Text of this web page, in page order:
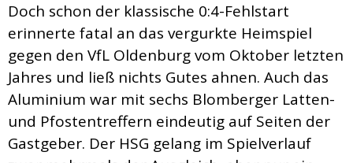
Doch schon der klassische 0:4-Fehlstart
erinnerte fatal an das vergurkte Heimspiel
gegen den VfL Oldenburg vom Oktober letzten
Jahres und ließ nichts Gutes ahnen. Auch das
Aluminium war mit sechs Blomberger Latten-
und Pfostentreffern eindeutig auf Seiten der
Gastgeber. Der HSG gelang im Spielverlauf